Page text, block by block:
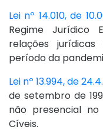
Lei nº 14.010, de
Regime Jurídico
relações
período da
Lei nº 13.994, de
de setembro de
não presencial no
Cíveis.